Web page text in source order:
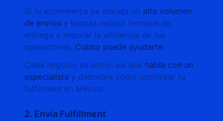
Si tu ecommerce ya maneja un alto volumen
de envíos y buscas reducir tiempos de
entrega o mejorar la eficiencia de tus
operaciones, Cubbo puede ayudarte.
Cada negocio es único, así que habla con un
especialista y descubre cómo optimizar tu
fulfillment en México.
2. Envia Fulfillment